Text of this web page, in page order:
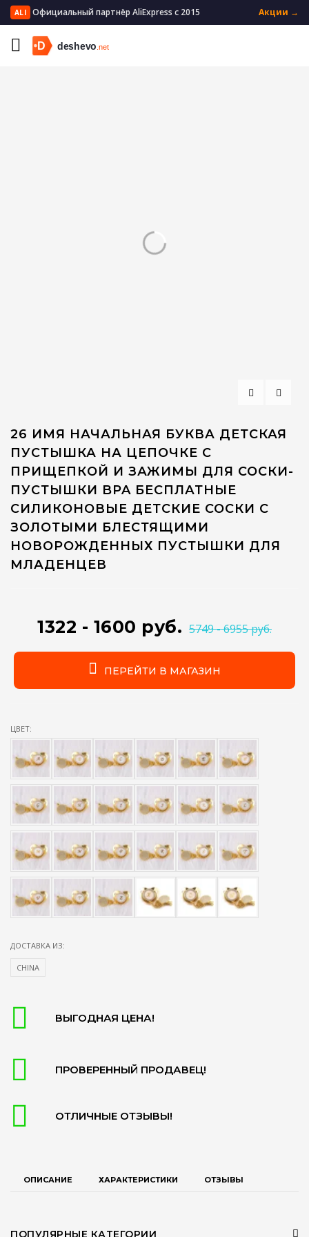
ALI Официальный партнёр AliExpress с 2015 Акции →
Главная Мать и ребенок
Соски и аксессуары
26 ИМЯ НАЧАЛЬНАЯ БУКВА ДЕТСКАЯ
ПУСТЫШКА НА ЦЕПОЧКЕ С
ПРИЩЕПКОЙ И ЗАЖИМЫ ДЛЯ СОСКИ-
ПУСТЫШКИ BPA БЕСПЛАТНЫЕ
СИЛИКОНОВЫЕ ДЕТСКИЕ СОСКИ С
ЗОЛОТЫМИ БЛЕСТЯЩИМИ
НОВОРОЖДЕННЫХ ПУСТЫШКИ ДЛЯ
МЛАДЕНЦЕВ
1322 - 1600 руб. 5749 - 6955 руб.
ПЕРЕЙТИ В МАГАЗИН
ЦВЕТ:
ДОСТАВКА ИЗ:
CHINA
ВЫГОДНАЯ ЦЕНА!
ПРОВЕРЕННЫЙ ПРОДАВЕЦ!
ОТЛИЧНЫЕ ОТЗЫВЫ!
ОПИСАНИЕ ХАРАКТЕРИСТИКИ ОТЗЫВЫ
ПОПУЛЯРНЫЕ КАТЕГОРИИ